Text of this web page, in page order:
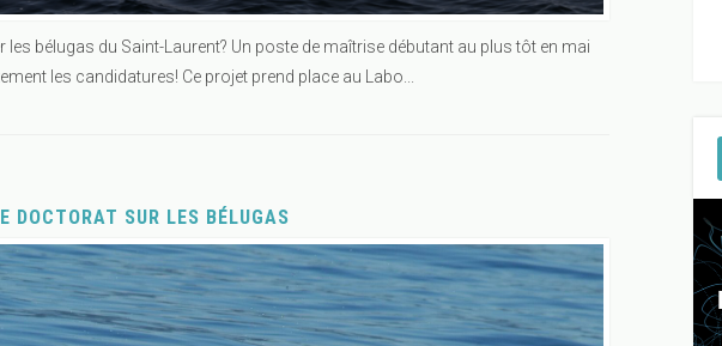
les bélugas du Saint-Laurent? Un poste de maîtrise débutant au plus tôt en mai
les candidatures! Ce projet prend place au Labo...
DOCTORAT SUR LES BÉLUGAS